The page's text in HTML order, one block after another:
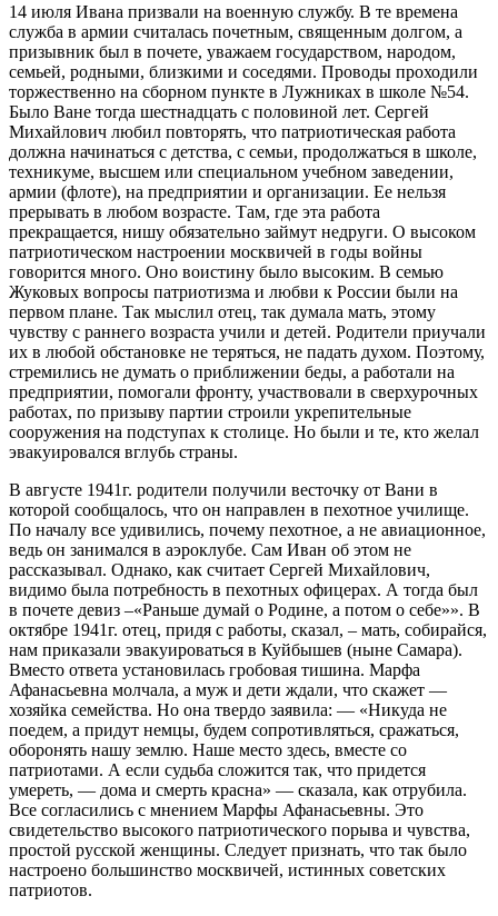
14 июля Ивана призвали на военную службу. В те времена
служба в армии считалась почетным, священным долгом, а
призывник был в почете, уважаем государством, народом,
семьей, родными, близкими и соседями. Проводы проходили
торжественно на сборном пункте в Лужниках в школе №54.
Было Ване тогда шестнадцать с половиной лет. Сергей
Михайлович любил повторять, что патриотическая работа
должна начинаться с детства, с семьи, продолжаться в школе,
техникуме, высшем или специальном учебном заведении,
армии (флоте), на предприятии и организации. Ее нельзя
прерывать в любом возрасте. Там, где эта работа
прекращается, нишу обязательно займут недруги. О высоком
патриотическом настроении москвичей в годы войны
говорится много. Оно воистину было высоким. В семью
Жуковых вопросы патриотизма и любви к России были на
первом плане. Так мыслил отец, так думала мать, этому
чувству с раннего возраста учили и детей. Родители приучали
их в любой обстановке не теряться, не падать духом. Поэтому,
стремились не думать о приближении беды, а работали на
предприятии, помогали фронту, участвовали в сверхурочных
работах, по призыву партии строили укрепительные
сооружения на подступах к столице. Но были и те, кто желал
эвакуировался вглубь страны.
В августе 1941г. родители получили весточку от Вани в
которой сообщалось, что он направлен в пехотное училище.
По началу все удивились, почему пехотное, а не авиационное,
ведь он занимался в аэроклубе. Сам Иван об этом не
рассказывал. Однако, как считает Сергей Михайлович,
видимо была потребность в пехотных офицерах. А тогда был
в почете девиз –«Раньше думай о Родине, а потом о себе»». В
октябре 1941г. отец, придя с работы, сказал, – мать, собирайся,
нам приказали эвакуироваться в Куйбышев (ныне Самара).
Вместо ответа установилась гробовая тишина. Марфа
Афанасьевна молчала, а муж и дети ждали, что скажет —
хозяйка семейства. Но она твердо заявила: — «Никуда не
поедем, а придут немцы, будем сопротивляться, сражаться,
оборонять нашу землю. Наше место здесь, вместе со
патриотами. А если судьба сложится так, что придется
умереть, — дома и смерть красна» — сказала, как отрубила.
Все согласились с мнением Марфы Афанасьевны. Это
свидетельство высокого патриотического порыва и чувства,
простой русской женщины. Следует признать, что так было
настроено большинство москвичей, истинных советских
патриотов.